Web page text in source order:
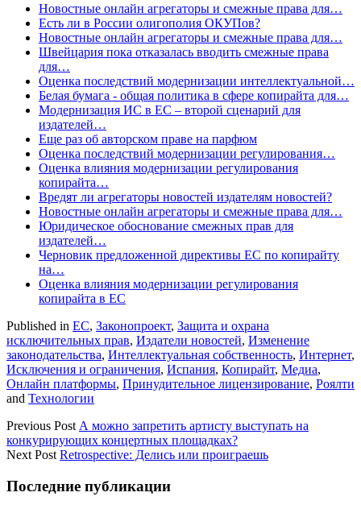
Новостные онлайн агрегаторы и смежные права для…
Есть ли в России олигополия ОКУПов?
Новостные онлайн агрегаторы и смежные права для…
Швейцария пока отказалась вводить смежные права
для…
Оценка последствий модернизации интеллектуальной…
Белая бумага - общая политика в сфере копирайта для…
Модернизация ИС в ЕС – второй сценарий для
издателей…
Еще раз об авторском праве на парфюм
Оценка последствий модернизации регулирования…
Оценка влияния модернизации регулирования
копирайта…
Вредят ли агрегаторы новостей издателям новостей?
Новостные онлайн агрегаторы и смежные права для…
Юридическое обоснование смежных прав для
издателей…
Черновик предложенной директивы ЕС по копирайту
на…
Оценка влияния модернизации регулирования
копирайта в ЕС
Published in ЕС, Законопроект, Защита и охрана
исключительных прав, Издатели новостей, Изменение
законодательства, Интеллектуальная собственность, Интернет,
Исключения и ограничения, Испания, Копирайт, Медиа,
Онлайн платформы, Принудительное лицензирование, Роялти
and Технологии
Previous Post А можно запретить артисту выступать на
конкурирующих концертных площадках?
Next Post Retrospective: Делись или проиграешь
Sidebar
Последние публикации